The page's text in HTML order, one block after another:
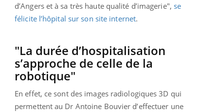
d’Angers et à sa très haute qualité d’imagerie", se
félicite l’hôpital sur son site internet.
"La durée d’hospitalisation
s’approche de celle de la
robotique"
En effet, ce sont des images radiologiques 3D qui
permettent au Dr Antoine Bouvier d’effectuer une